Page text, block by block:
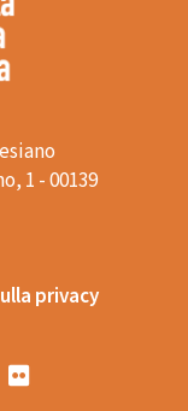
1 - 00139
privacy